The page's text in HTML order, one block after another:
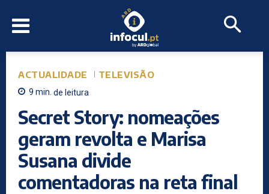
ACTUALIDADE TELEVISÃO
9 min. de leitura
Secret Story: nomeações
geram revolta e Marisa
Susana divide
comentadoras na reta final